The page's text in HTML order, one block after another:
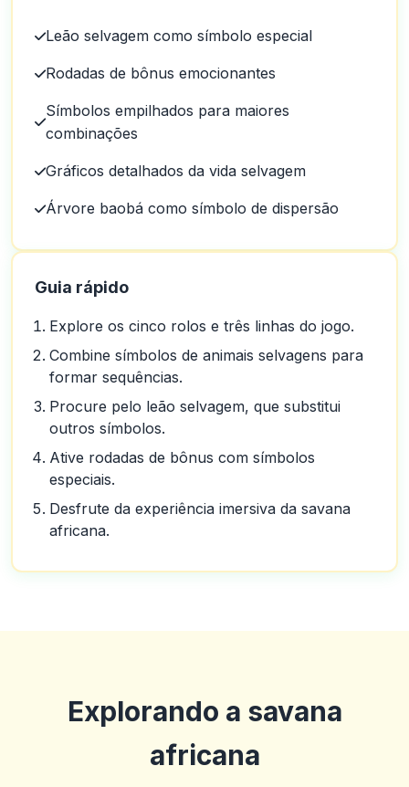
Leão selvagem como símbolo especial
Rodadas de bônus emocionantes
Símbolos empilhados para maiores
combinações
Gráficos detalhados da vida selvagem
Árvore baobá como símbolo de dispersão
Guia rápido
Explore os cinco rolos e três linhas do jogo.
Combine símbolos de animais selvagens para
formar sequências.
Procure pelo leão selvagem, que substitui
outros símbolos.
Ative rodadas de bônus com símbolos
especiais.
Desfrute da experiência imersiva da savana
africana.
Explorando a savana
africana